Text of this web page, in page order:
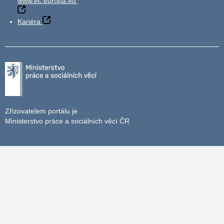
Kariéra
Zřizovatelem portálu je
Ministerstvo práce a sociálních věcí ČR